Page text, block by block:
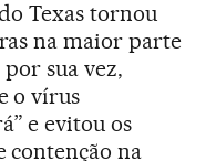
Texas tornou
na maior parte
sua vez,
o vírus
e evitou os
contenção na